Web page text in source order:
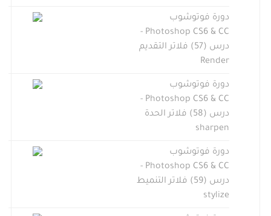
دورة فوتوشوب
Photoshop CS6 & CC -
درس (57) فلاتر التقديم
Render
دورة فوتوشوب
Photoshop CS6 & CC -
درس (58) فلاتر الحدة
sharpen
دورة فوتوشوب
Photoshop CS6 & CC -
درس (59) فلاتر التنميط
stylize